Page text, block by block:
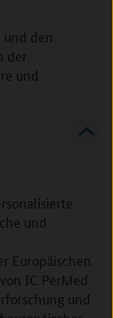
den
der
und
und
Europäischen
IC PerMed
und